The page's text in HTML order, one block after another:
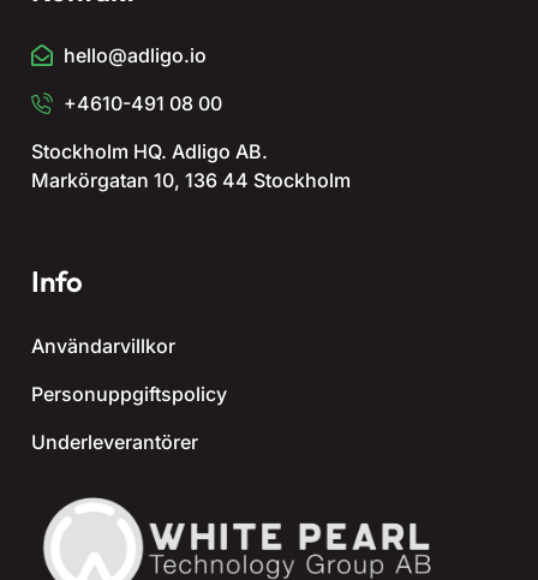
hello@adligo.io
+4610-491 08 00
Stockholm HQ. Adligo AB.
Markörgatan 10, 136 44 Stockholm
Info
Användarvillkor
Personuppgiftspolicy
Underleverantörer